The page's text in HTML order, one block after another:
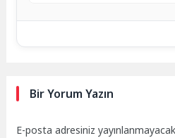
Bir Yorum Yazın
E-posta adresiniz